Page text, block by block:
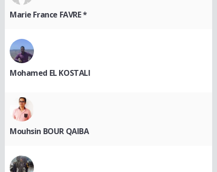
Marie France FAVRE *
Mohamed EL KOSTALI
Mouhsin BOUR QAIBA